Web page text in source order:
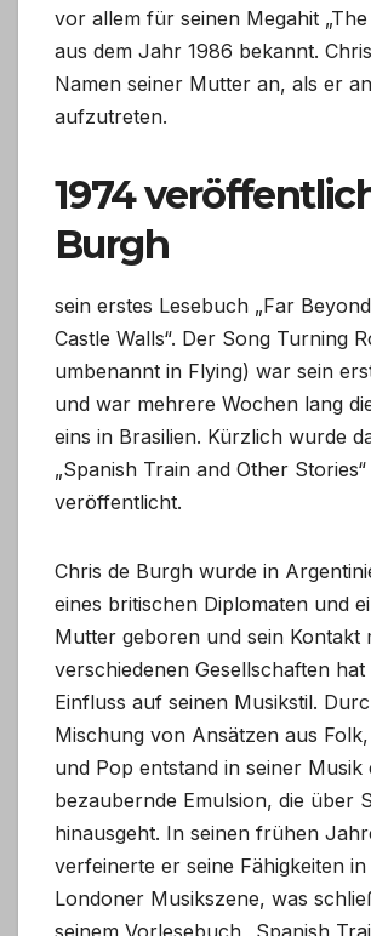
vor allem für seinen Megahit „The
aus dem Jahr 1986 bekannt.
Namen seiner Mutter an, als er
aufzutreten.
1974
Burgh
sein erstes Lesebuch „Far
Castle Walls“. Der Song Turning
umbenannt in Flying) war sein
und war mehrere Wochen lang
eins in Brasilien. Kürzlich wurde
„Spanish Train and Other Stories“
veröffentlicht.
Chris de Burgh wurde in
eines britischen Diplomaten und
Mutter geboren und sein Kontakt
verschiedenen Gesellschaften
Einfluss auf seinen Musikstil.
Mischung von Ansätzen aus Folk,
und Pop entstand in seiner Musik
bezaubernde Emulsion, die über
hinausgeht. In seinen frühen
verfeinerte er seine Fähigkeiten
Londoner Musikszene, was